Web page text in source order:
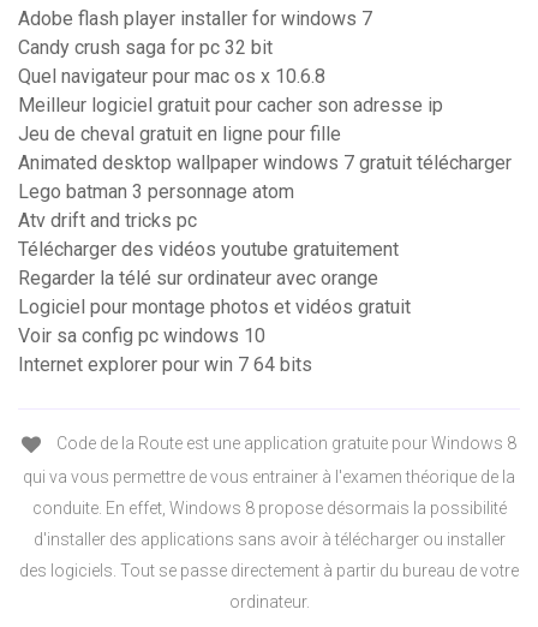
Adobe flash player installer for windows 7
Candy crush saga for pc 32 bit
Quel navigateur pour mac os x 10.6.8
Meilleur logiciel gratuit pour cacher son adresse ip
Jeu de cheval gratuit en ligne pour fille
Animated desktop wallpaper windows 7 gratuit télécharger
Lego batman 3 personnage atom
Atv drift and tricks pc
Télécharger des vidéos youtube gratuitement
Regarder la télé sur ordinateur avec orange
Logiciel pour montage photos et vidéos gratuit
Voir sa config pc windows 10
Internet explorer pour win 7 64 bits
Code de la Route est une application gratuite pour Windows 8
qui va vous permettre de vous entrainer à l'examen théorique de la
conduite. En effet, Windows 8 propose désormais la possibilité
d'installer des applications sans avoir à télécharger ou installer
des logiciels. Tout se passe directement à partir du bureau de votre
ordinateur.